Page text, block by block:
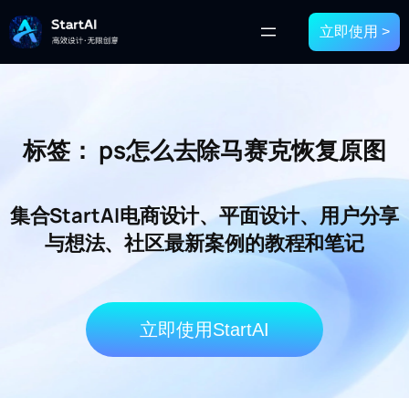
立即使用 >
标签： ps怎么去除马赛克恢复原图
集合StartAI电商设计、平面设计、用户分享
与想法、社区最新案例的教程和笔记
立即使用StartAI